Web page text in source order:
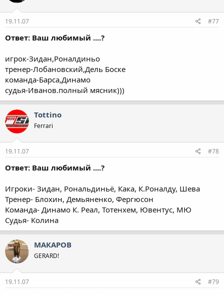
19.11.07 #77
Ответ: Ваш любимый ....?
игрок-Зидан,Роналдиньо
тренер-Лобановский,Дель Боске
команда-Барса,Динамо
судья-Иванов.полный мясник)))
Tottino
Ferrari
19.11.07 #78
Ответ: Ваш любимый ....?
Игроки- Зидан, Рональдиньё, Кака, К.Роналду, Шева
Тренер- Блохин, Демьяненко, Фергюсон
Команда- Динамо К. Реал, Тотенхем, Ювентус, МЮ
Судья- Колина
МАКАРОВ
GERARD!
19.11.07 #79